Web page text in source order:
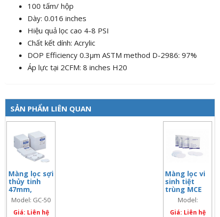
100 tấm/ hộp
Dày: 0.016 inches
Hiệu quả lọc cao 4-8 PSI
Chất kết dính: Acrylic
DOP Efficiency 0.3µm ASTM method D-2986: 97%
Áp lực tại 2CFM: 8 inches H20
SẢN PHẨM LIÊN QUAN
Màng lọc sợi
thủy tinh
47mm,
0.5µm
Model: GC-50
Giá: Liên hệ
Màng lọc vi
sinh tiệt
trùng MCE
47mm-
0.45um
Model:
A045H047A
Giá: Liên hệ